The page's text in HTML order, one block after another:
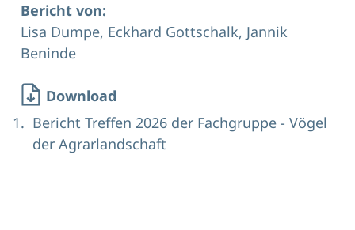
Bericht von:
Lisa Dumpe, Eckhard Gottschalk, Jannik
Beninde
Download
Bericht Treffen 2026 der Fachgruppe - Vögel
der Agrarlandschaft